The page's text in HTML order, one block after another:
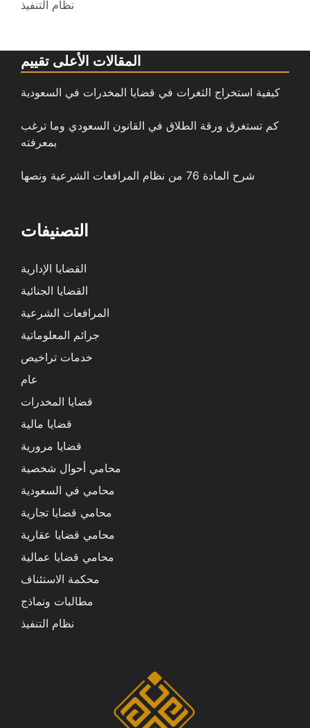
نظام التنفيذ
المقالات الأعلى تقييم
كيفية استخراج الثغرات في قضايا المخدرات في السعودية
كم تستغرق ورقة الطلاق في القانون السعودي وما ترغب
بمعرفته
شرح المادة 76 من نظام المرافعات الشرعية ونصها
التصنيفات
القضايا الإدارية
القضايا الجنائية
المرافعات الشرعية
جرائم المعلوماتية
خدمات تراخيص
عام
قضايا المخدرات
قضايا مالية
قضايا مرورية
محامي أحوال شخصية
محامي في السعودية
محامي قضايا تجارية
محامي قضايا عقارية
محامي قضايا عمالية
محكمة الاستئناف
مطالبات ونماذج
نظام التنفيذ